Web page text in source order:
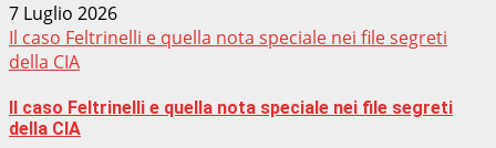
7 Luglio 2026
Il caso Feltrinelli e quella nota speciale nei file segreti
della CIA
Il caso Feltrinelli e quella nota speciale nei file segreti
della CIA